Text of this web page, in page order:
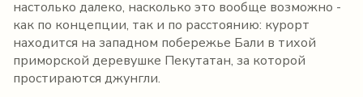
настолько далеко, насколько это вообще возможно -
как по концепции, так и по расстоянию: курорт
находится на западном побережье Бали в тихой
приморской деревушке Пекутатан, за которой
простираются джунгли.